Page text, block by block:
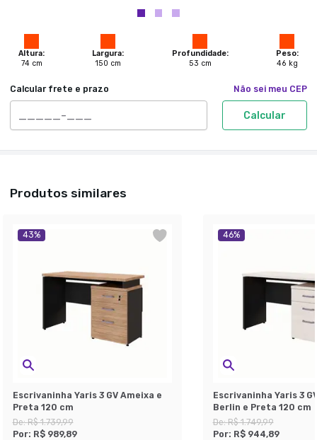
Altura:
74cm
Largura:
150 cm
Profundidade:
53 cm
Peso:
46 kg
Calcular frete e prazo Não sei meu CEP
Calcular
Produtos similares
43%
Escrivaninha Yaris 3 GV Ameixa e
Preta 120 cm
De:R$ 1.739,99
Por: R$ 989,89
46%
Escrivaninha Yaris 3
Berlin e Preta 120 cm
De:R$ 1.749,99
Por: R$ 944,89